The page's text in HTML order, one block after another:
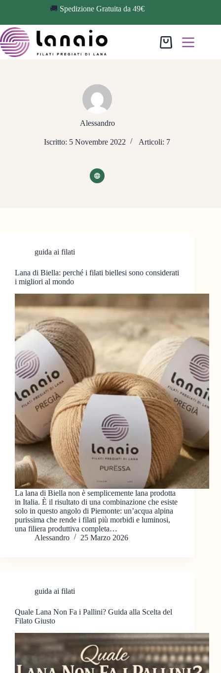
🚚 Spedizione Gratuita da 49€
Alessandro
Iscritto: 5 Novembre 2022 Articoli: 7
guida ai filati
Lana di Biella: perché i filati biellesi sono considerati
i migliori al mondo
La lana di Biella non è semplicemente lana prodotta
in Italia. È il risultato di una combinazione che esiste
solo in questo angolo di Piemonte: un’acqua alpina
purissima che rende i filati più morbidi e luminosi,
una filiera produttiva completa…
Alessandro
25 Marzo 2026
guida ai filati
Quale Lana Non Fa i Pallini? Guida alla Scelta del
Filato Giusto